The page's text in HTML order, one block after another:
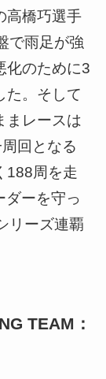
高橋巧選手
で雨足が強
化のために3
た。そして
まレースは
回となる
188周を走
ダーを守っ
リーズ連覇
TEAM：